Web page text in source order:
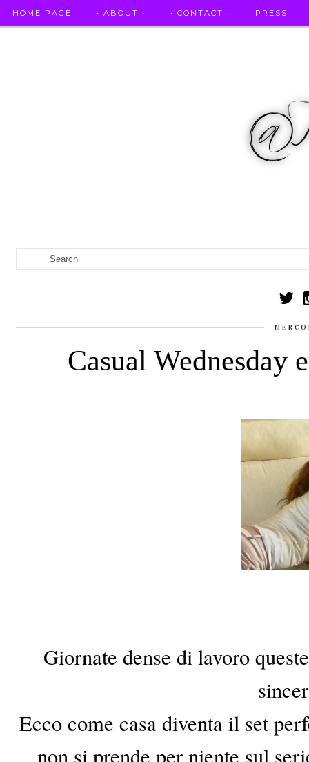
HOME PAGE • ABOUT • • CONTACT • PRESS
Casual Wednesday
Giornate dense di lavoro
Ecco come casa diventa il set
non si prende per niente sul